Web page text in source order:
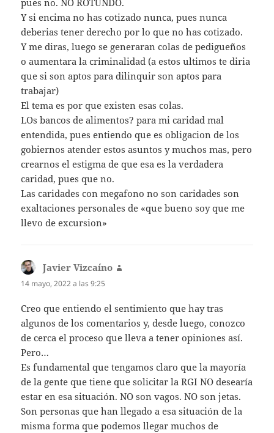
pues no. NO ROTUNDO.
Y si encima no has cotizado nunca, pues nunca
deberias tener derecho por lo que no has cotizado.
Y me diras, luego se generaran colas de pedigueños
o aumentara la criminalidad (a estos ultimos te diria
que si son aptos para dilinquir son aptos para
trabajar)
El tema es por que existen esas colas.
LOs bancos de alimentos? para mi caridad mal
entendida, pues entiendo que es obligacion de los
gobiernos atender estos asuntos y muchos mas, pero
crearnos el estigma de que esa es la verdadera
caridad, pues que no.
Las caridades con megafono no son caridades son
exaltaciones personales de «que bueno soy que me
llevo de excursion»
Javier Vizcaíno
14 mayo, 2022 a las 9:25
Creo que entiendo el sentimiento que hay tras
algunos de los comentarios y, desde luego, conozco
de cerca el proceso que lleva a tener opiniones así.
Pero…
Es fundamental que tengamos claro que la mayoría
de la gente que tiene que solicitar la RGI NO desearía
estar en esa situación. NO son vagos. NO son jetas.
Son personas que han llegado a esa situación de la
misma forma que podemos llegar muchos de